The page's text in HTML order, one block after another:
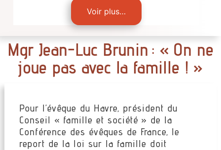
Voir plus…
Mgr Jean-Luc Brunin : « On ne
joue pas avec la famille ! »
Pour l’évêque du Havre, président du
Conseil « famille et société » de la
Conférence des évêques de France, le
report de la loi sur la famille doit